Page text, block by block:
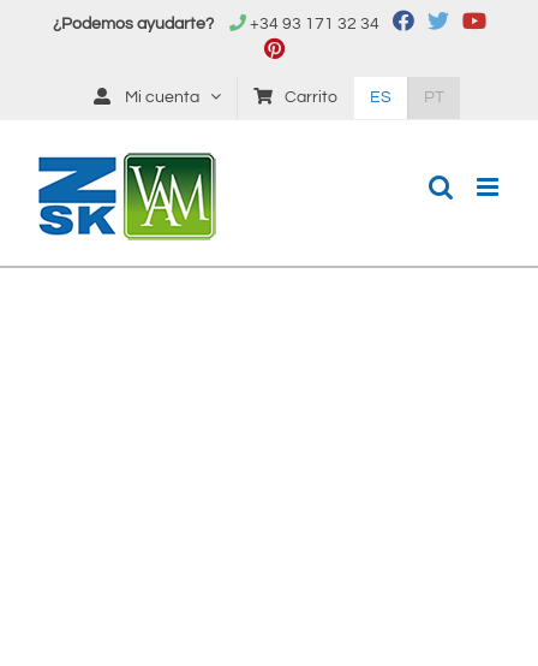
¿Podemos ayudarte? +34 93 171 32 34
Mi cuenta Carrito ES PT